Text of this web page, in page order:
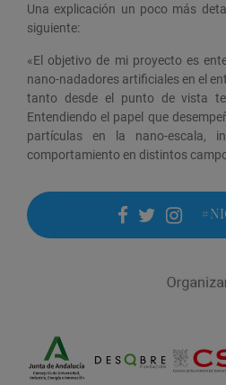
Una explicación un poco más
siguiente:
«El objetivo de mi proyecto es
nano-nadadores artificiales en el
tanto desde el punto de vista
Entendiendo el papel que
partículas en la nano-escala,
comportamiento en distintos
facebook
twitter
instagram